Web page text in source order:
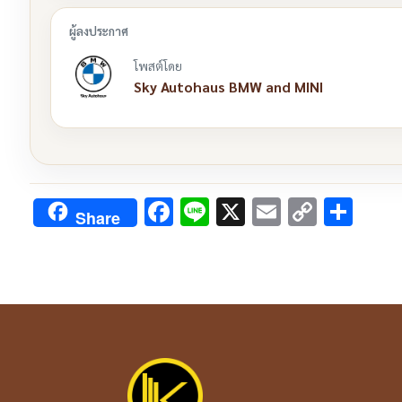
โพสต์โดย
Sky Autohaus BMW and MINI
Share Facebook
Line
X Email
Copy